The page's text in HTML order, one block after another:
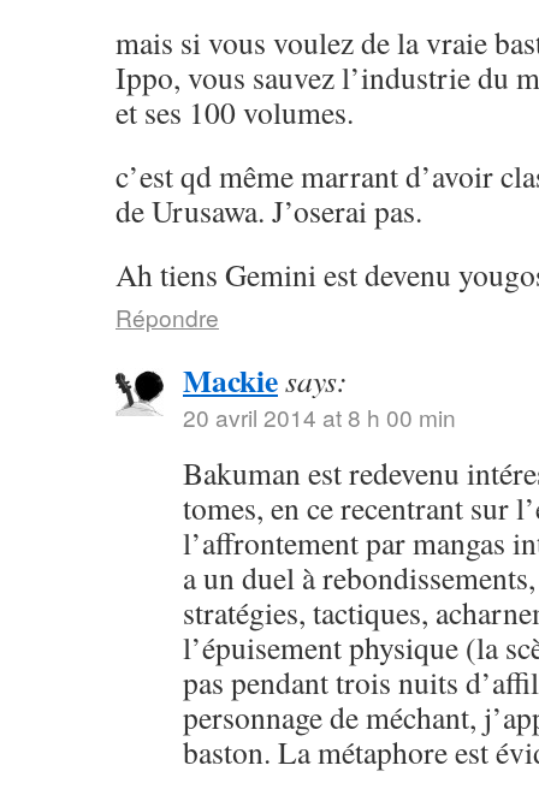
mais si vous voulez de la vraie
Ippo, vous sauvez l’industrie du
et ses 100 volumes.
c’est qd même marrant d’avoir
de Urusawa. J’oserai pas.
Ah tiens Gemini est devenu
Répondre
Mackiesays:
20 avril 2014 at 8 h 00 min
Bakuman est redevenu
tomes, en ce recentrant sur
l’affrontement par mangas
a un duel à
stratégies, tactiques,
l’épuisement physique (la
pas pendant trois nuits
personnage de méchant,
baston. La métaphore est